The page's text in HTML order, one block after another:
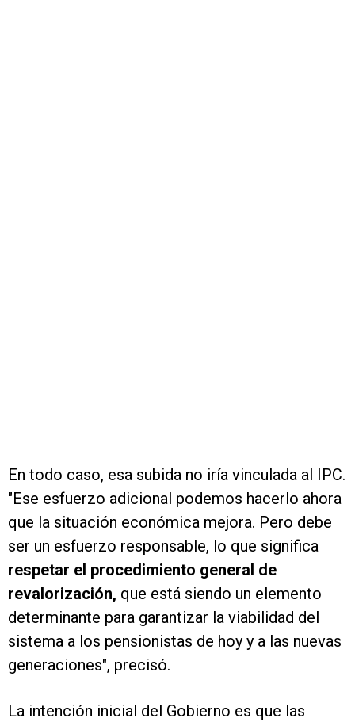
En todo caso, esa subida no iría vinculada al IPC.
"Ese esfuerzo adicional podemos hacerlo ahora
que la situación económica mejora. Pero debe
ser un esfuerzo responsable, lo que significa
respetar el procedimiento general de
revalorización, que está siendo un elemento
determinante para garantizar la viabilidad del
sistema a los pensionistas de hoy y a las nuevas
generaciones", precisó.
La intención inicial del Gobierno es que las